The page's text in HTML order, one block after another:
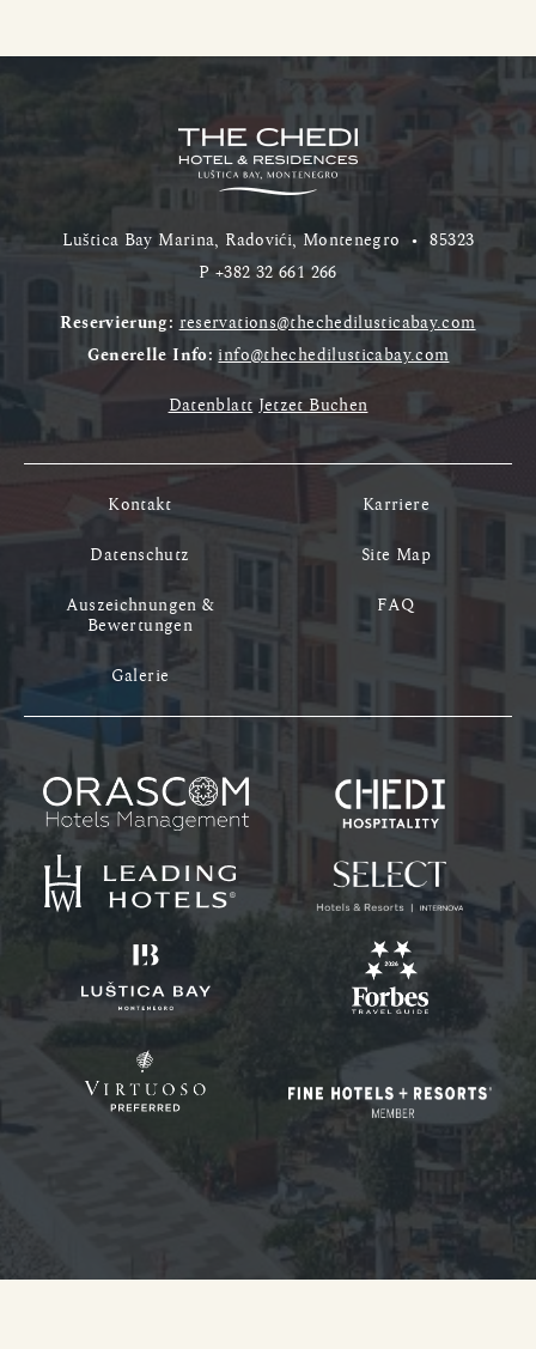
Luštica Bay Marina, Radovići, Montenegro •85323
P +382 32 661 266
Reservierung: reservations@thechedilusticabay.com
Generelle Info: info@thechedilusticabay.com
Datenblatt Jetzet Buchen
Kontakt
Karriere
Datenschutz
Site Map
Auszeichnungen &
Bewertungen
FAQ
Galerie